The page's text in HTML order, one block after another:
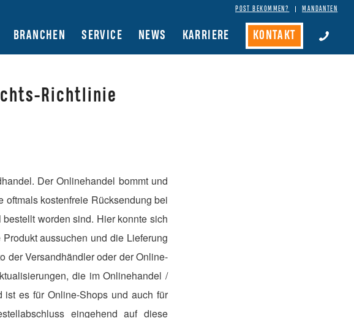
POST BEKOMMEN? MANDANTEN
BRANCHEN SERVICE NEWS KARRIERE KONTAKT
Richtlinie
Der Onlinehandel bommt und
oftmals kostenfreie Rücksendung bei
worden sind. Hier konnte sich
aussuchen und die Lieferung
der Versandhändler oder der Online-
die im Onlinehandel /
ist es für Online-Shops und auch für
eingehend auf diese